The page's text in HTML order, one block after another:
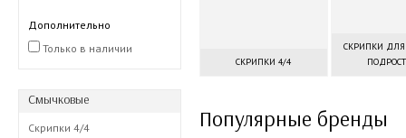
Дополнительно
Только в наличии
Смычковые
Скрипки 4/4
СКРИПКИ 4/4
СКРИПКИ
Популярные бренды